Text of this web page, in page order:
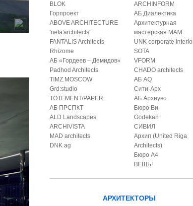
BLOK
Горпроект
ABOVE ARCHITECTURE
′nefa′architects′
FANTALIS Architects
Rhizome
АБ «Гордеев – Демидов»
Padhod Architects
TIMZ.MOSCOW
Grd:studio
TOTEMENT/PAPER
АБ ПРСПКТ
ALD Landscapes
ARCHIVISTA
MAD architects
DNK ag
ARCHINFORM
АБ Диалектика
Архитектурная
мастерская МАМ
UNK corporate
SOTA
VFORM
CHADO architects
АБ AQ
Сити-Арх
АБ Архнуво
Бюро Ви
Godekan
СИВИЛ
Архип (United Riga
Architects)
Бюро А4
ВЕЩЬ!
АРХИТЕКТОРЫ